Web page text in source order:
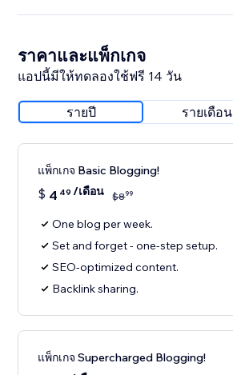
ราคาและแพ็กเกจ
แอปนี้มีให้ทดลองใช้ฟรี 14 วัน
รายปี รายเดือน
แพ็กเกจ Basic Blogging!
$ 4 49 /เดือน $899
One blog per week.
Set and forget - one-step setup.
SEO-optimized content.
Backlink sharing.
แพ็กเกจ Supercharged Blogging!